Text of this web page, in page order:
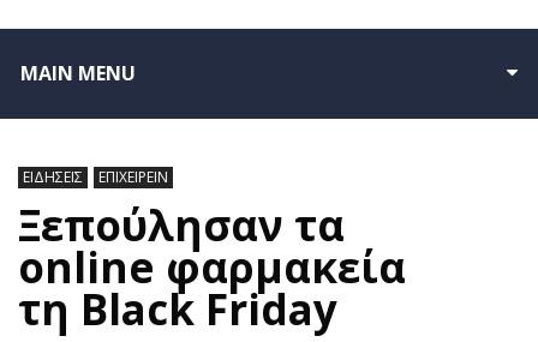
MAIN MENU
ΕΙΔΗΣΕΙΣ ΕΠΙΧΕΙΡΕΙΝ
Ξεπούλησαν τα
online φαρμακεία
τη Black Friday